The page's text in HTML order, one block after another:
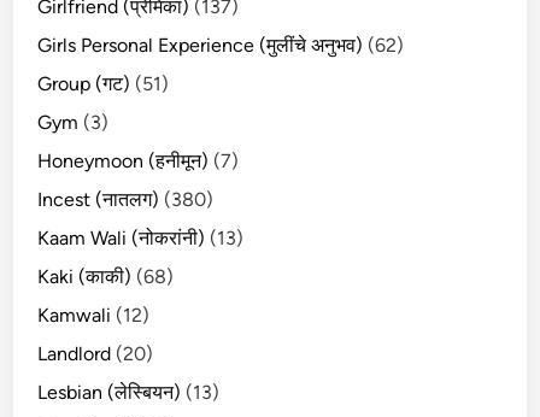
Girlfriend (प्रेमिका) (137)
Girls Personal Experience (मुलींचे अनुभव) (62)
Group (गट) (51)
Gym (3)
Honeymoon (हनीमून) (7)
Incest (नातलग) (380)
Kaam Wali (नोकरांनी) (13)
Kaki (काकी) (68)
Kamwali (12)
Landlord (20)
Lesbian (लेस्बियन) (13)